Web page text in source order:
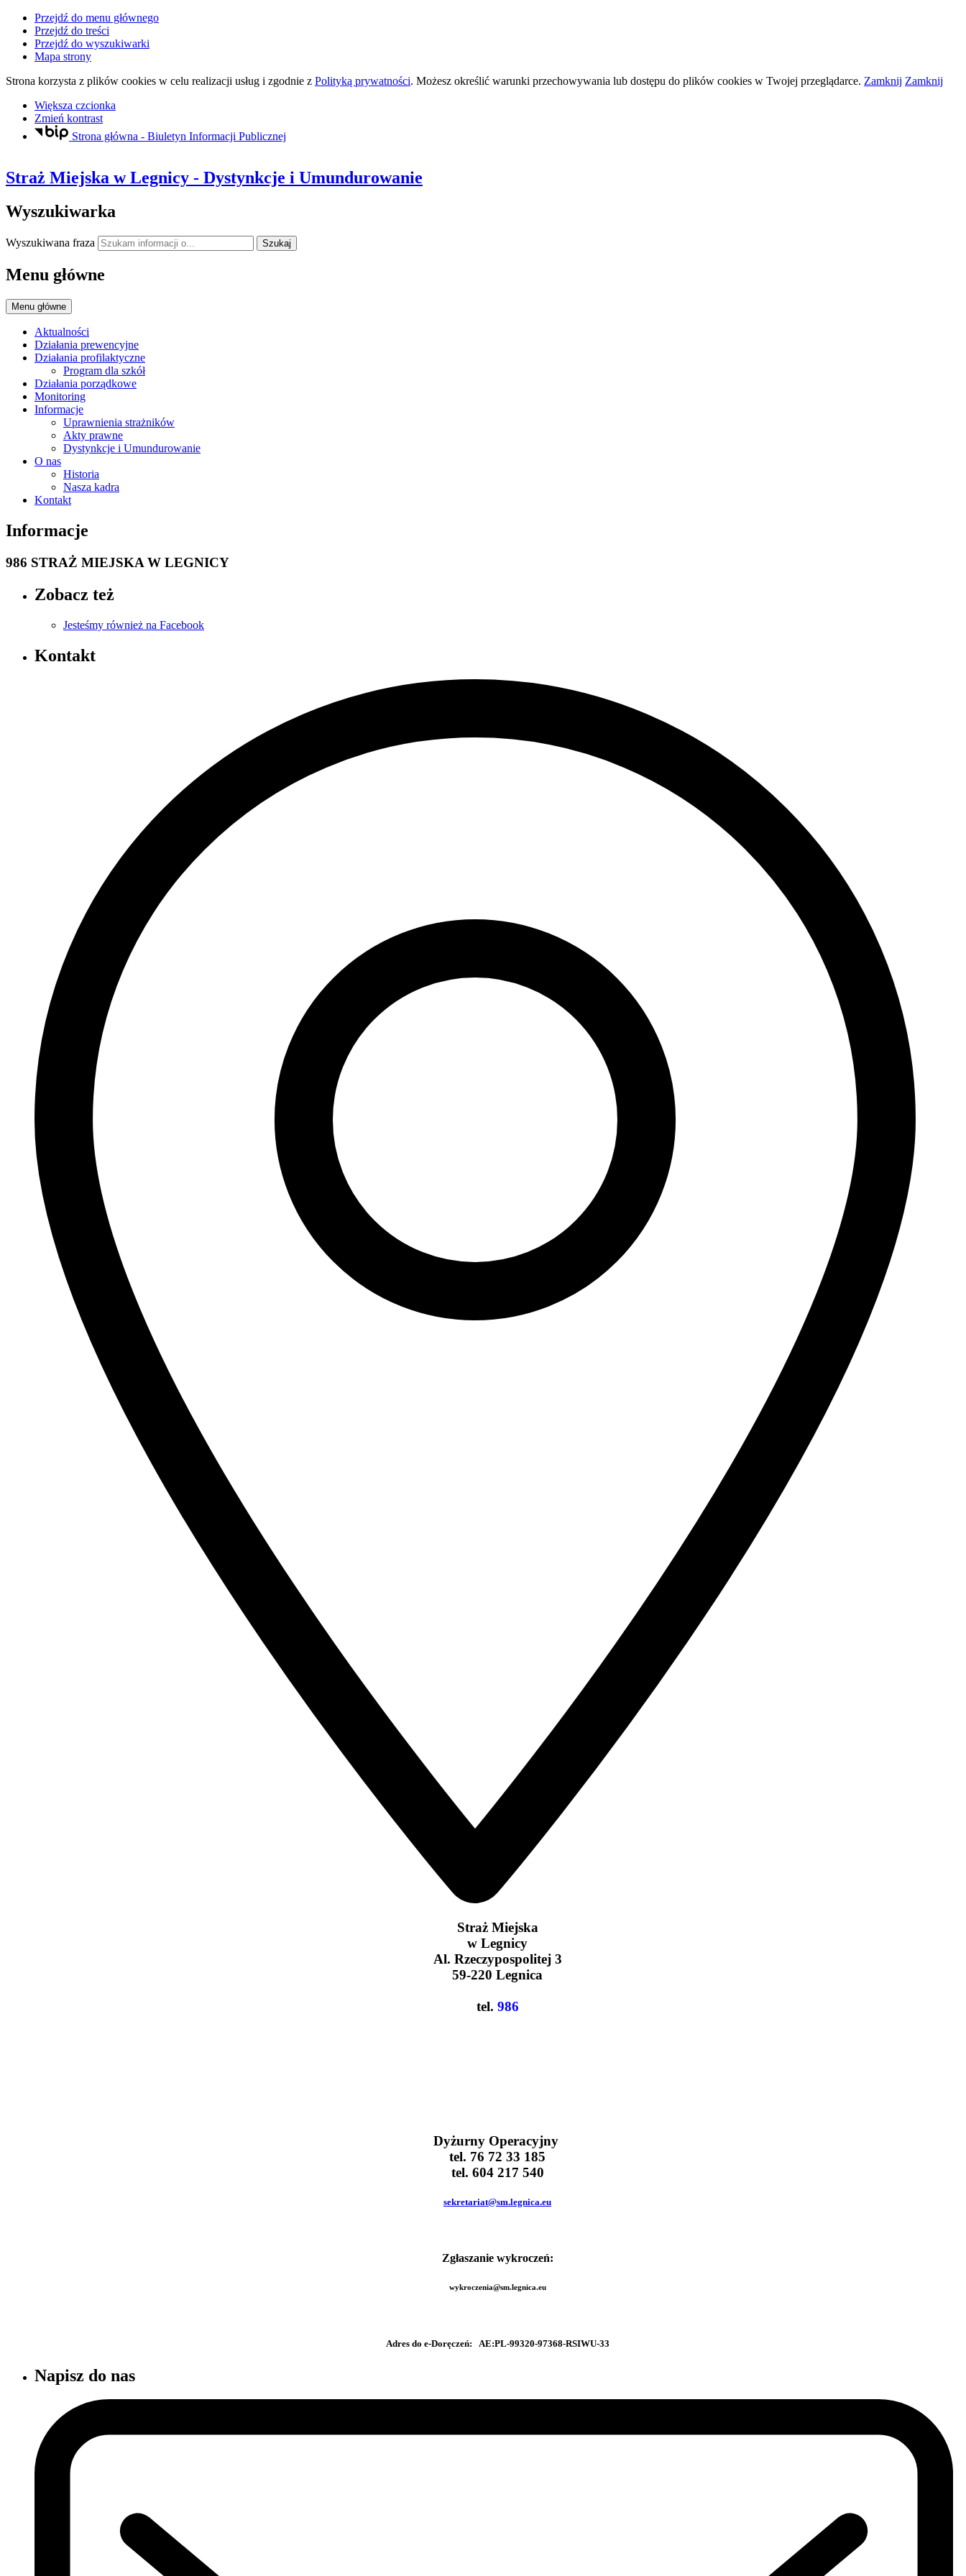
Przejdź do menu głównego
Przejdź do treści
Przejdź do wyszukiwarki
Mapa strony
Strona korzysta z plików cookies w celu realizacji usług i zgodnie z Polityką prywatności. Możesz określić warunki przechowywania lub dostępu do plików cookies w Twojej przeglądarce. Zamknij Zamknij
Większa czcionka
Zmień kontrast
Strona główna - Biuletyn Informacji Publicznej
Straż Miejska w Legnicy - Dystynkcje i Umundurowanie
Wyszukiwarka
Wyszukiwana fraza Szukaj
Menu główne
Menu główne
Aktualności
Działania prewencyjne
Działania profilaktyczne
Program dla szkół
Działania porządkowe
Monitoring
Informacje
Uprawnienia strażników
Akty prawne
Dystynkcje i Umundurowanie
O nas
Historia
Nasza kadra
Kontakt
Informacje
986 STRAŻ MIEJSKA W LEGNICY
Zobacz też
Jesteśmy również na Facebook
Kontakt
Straż Miejska
w Legnicy
Al. Rzeczypospolitej 3
59-220 Legnica
tel. 986
Dyżurny Operacyjny
tel. 76 72 33 185
tel. 604 217 540
sekretariat@sm.legnica.eu
Zgłaszanie wykroczeń:
wykroczenia@sm.legnica.eu
Adres do e-Doręczeń: AE:PL-99320-97368-RSIWU-33
Napisz do nas